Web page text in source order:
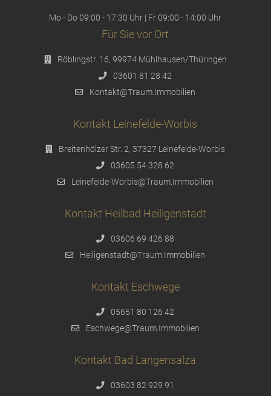
Mo - Do 09:00 - 17:30 Uhr | Fr 09:00 - 14:00 Uhr
Für Sie vor Ort
Röblingstr. 16, 99974 Mühlhausen/Thüringen
03601 81 28 42
Kontakt@Traum.Immobilien
Kontakt Leinefelde-Worbis
Breitenhölzer Str. 2, 37327 Leinefelde-Worbis
03605 54 328 62
Leinefelde-Worbis@Traum.Immobilien
Kontakt Heilbad Heiligenstadt
03606 69 426 88
Heiligenstadt@Traum.Immobilien
Kontakt Eschwege
05651 80 126 42
Eschwege@Traum.Immobilien
Kontakt Bad Langensalza
03603 82 929 91